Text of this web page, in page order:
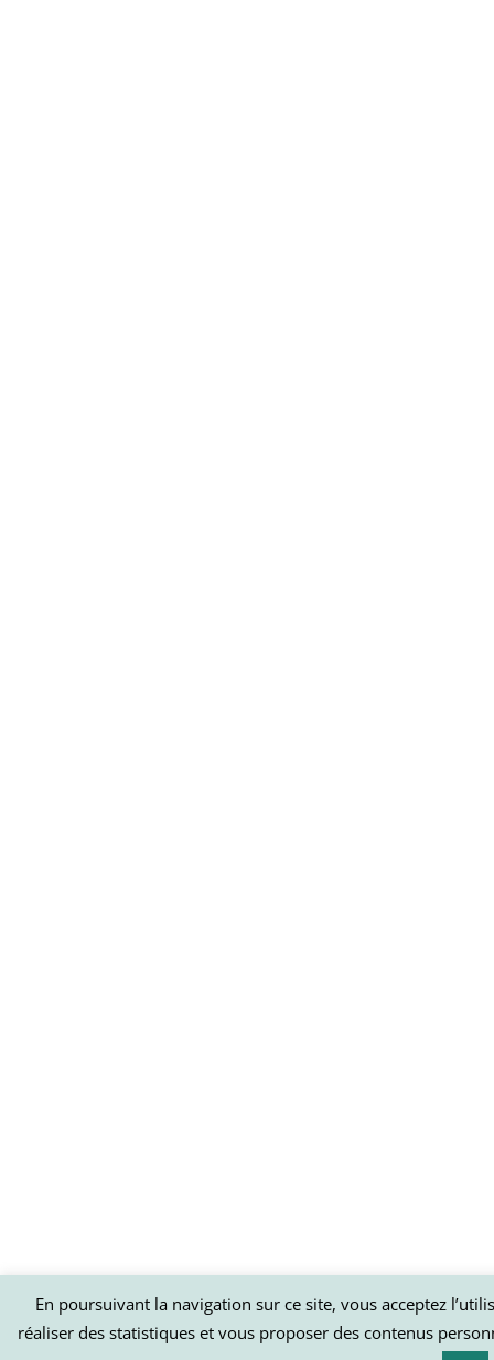
En poursuivant la navigation sur ce site, vous acceptez
réaliser des statistiques et vous proposer des contenus